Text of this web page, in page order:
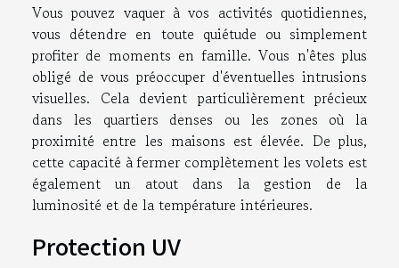
Vous pouvez vaquer à vos activités quotidiennes,
vous détendre en toute quiétude ou simplement
profiter de moments en famille. Vous n'êtes plus
obligé de vous préoccuper d'éventuelles intrusions
visuelles. Cela devient particulièrement précieux
dans les quartiers denses ou les zones où la
proximité entre les maisons est élevée. De plus,
cette capacité à fermer complètement les volets est
également un atout dans la gestion de la
luminosité et de la température intérieures.
Protection UV